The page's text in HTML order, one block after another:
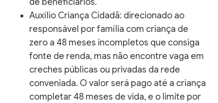
Auxílio Criança Cidadã: direcionado ao
responsável por família com criança de
zero a 48 meses incompletos que consiga
fonte de renda, mas não encontre vaga em
creches públicas ou privadas da rede
conveniada. O valor será pago até a criança
completar 48 meses de vida, e o limite por